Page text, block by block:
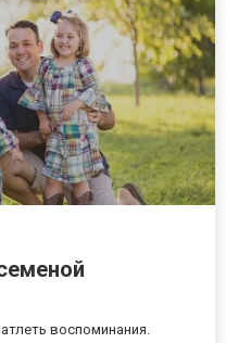
воспоминания.